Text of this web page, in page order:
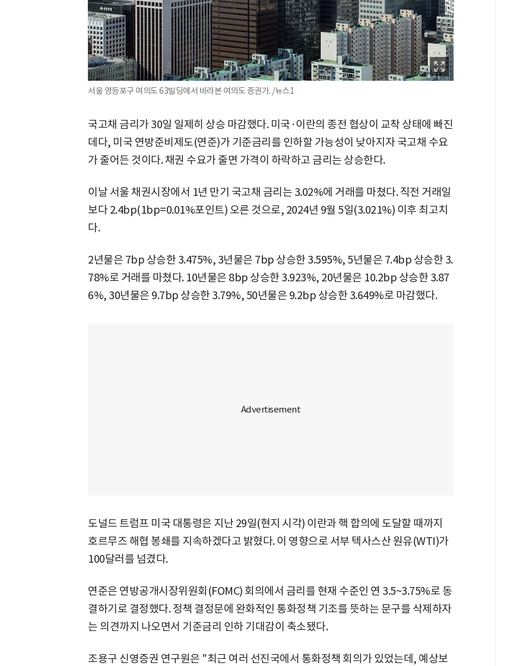
서울 영등포구 여의도 63빌딩에서 바라본 여의도 증권가. /뉴스1
국고채 금리가 30일 일제히 상승 마감했다. 미국·이란의 종전 협상이 교착 상태에 빠진
데다, 미국 연방준비제도(연준)가 기준금리를 인하할 가능성이 낮아지자 국고채 수요
가 줄어든 것이다. 채권 수요가 줄면 가격이 하락하고 금리는 상승한다.
이날 서울 채권시장에서 1년 만기 국고채 금리는 3.02%에 거래를 마쳤다. 직전 거래일
보다 2.4bp(1bp=0.01%포인트) 오른 것으로, 2024년 9월 5일(3.021%) 이후 최고치
다.
2년물은 7bp 상승한 3.475%, 3년물은 7bp 상승한 3.595%, 5년물은 7.4bp 상승한 3.
78%로 거래를 마쳤다. 10년물은 8bp 상승한 3.923%, 20년물은 10.2bp 상승한 3.87
6%, 30년물은 9.7bp 상승한 3.79%, 50년물은 9.2bp 상승한 3.649%로 마감했다.
도널드 트럼프 미국 대통령은 지난 29일(현지 시각) 이란과 핵 합의에 도달할 때까지
호르무즈 해협 봉쇄를 지속하겠다고 밝혔다. 이 영향으로 서부 텍사스산 원유(WTI)가
100달러를 넘겼다.
연준은 연방공개시장위원회(FOMC) 회의에서 금리를 현재 수준인 연 3.5~3.75%로 동
결하기로 결정했다. 정책 결정문에 완화적인 통화정책 기조를 뜻하는 문구를 삭제하자
는 의견까지 나오면서 기준금리 인하 기대감이 축소됐다.
조용구 신영증권 연구원은 "최근 여러 선진국에서 통화정책 회의가 있었는데, 예상보